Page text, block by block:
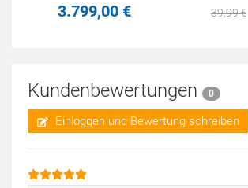
3.799,00 € 39,99€
Kundenbewertungen 0
Einloggen und Bewertung schreiben